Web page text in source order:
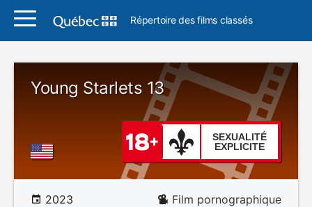
Répertoire des films classés
Young Starlets 13
SEXUALITÉ
EXPLICITE
2023 Film pornographique